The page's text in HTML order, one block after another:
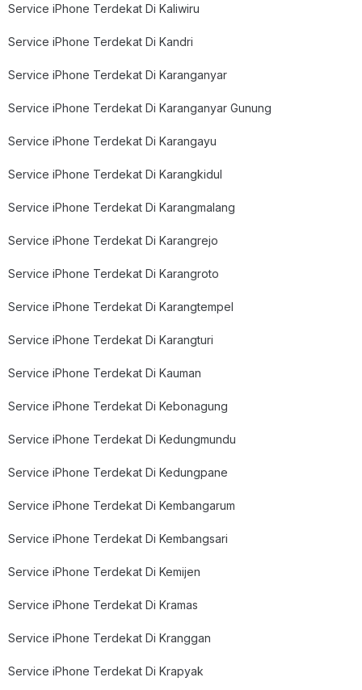
Service iPhone Terdekat Di Kaliwiru
Service iPhone Terdekat Di Kandri
Service iPhone Terdekat Di Karanganyar
Service iPhone Terdekat Di Karanganyar Gunung
Service iPhone Terdekat Di Karangayu
Service iPhone Terdekat Di Karangkidul
Service iPhone Terdekat Di Karangmalang
Service iPhone Terdekat Di Karangrejo
Service iPhone Terdekat Di Karangroto
Service iPhone Terdekat Di Karangtempel
Service iPhone Terdekat Di Karangturi
Service iPhone Terdekat Di Kauman
Service iPhone Terdekat Di Kebonagung
Service iPhone Terdekat Di Kedungmundu
Service iPhone Terdekat Di Kedungpane
Service iPhone Terdekat Di Kembangarum
Service iPhone Terdekat Di Kembangsari
Service iPhone Terdekat Di Kemijen
Service iPhone Terdekat Di Kramas
Service iPhone Terdekat Di Kranggan
Service iPhone Terdekat Di Krapyak